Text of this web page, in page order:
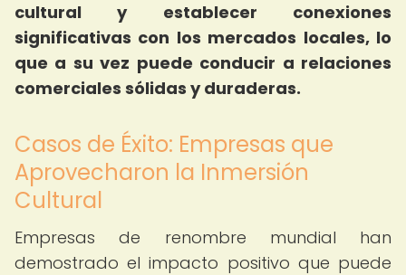
cultural y establecer conexiones
significativas con los mercados locales, lo
que a su vez puede conducir a relaciones
comerciales sólidas y duraderas.
Casos de Éxito: Empresas que
Aprovecharon la Inmersión
Cultural
Empresas de renombre mundial han
demostrado el impacto positivo que puede